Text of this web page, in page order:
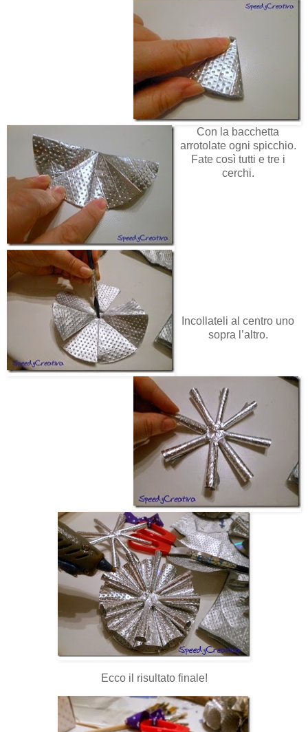
Con la bacchetta
arrotolate ogni spicchio.
Fate così tutti e tre i
cerchi.
Incollateli al centro uno
sopra l’altro.
Ecco il risultato finale!